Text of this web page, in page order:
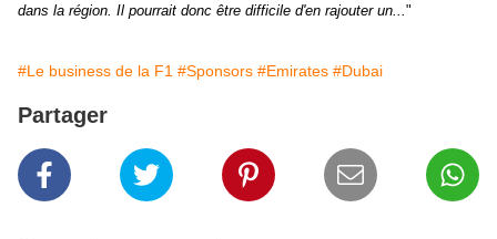
dans la région. Il pourrait donc être difficile d'en rajouter un..."
#Le business de la F1 #Sponsors #Emirates #Dubai
Partager